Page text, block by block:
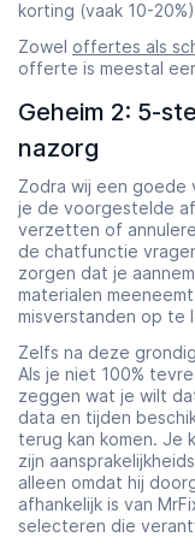
korting (vaak 10-
Zowel offertes als
offerte is meestal
Geheim 2: 5-
nazorg
Zodra wij een goede
je de voorgestelde
verzetten of
de chatfunctie
zorgen dat je
materialen
misverstanden op te
Zelfs na deze
Als je niet 100%
zeggen wat je wilt
data en tijden
terug kan komen. Je
zijn
alleen omdat hij
afhankelijk is van
selecteren die